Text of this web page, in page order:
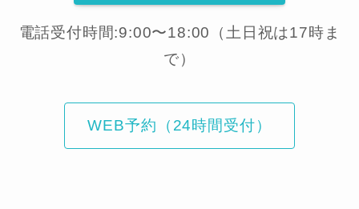
電話受付時間:9:00〜18:00（土日祝は17時ま
で）
WEB予約（24時間受付）